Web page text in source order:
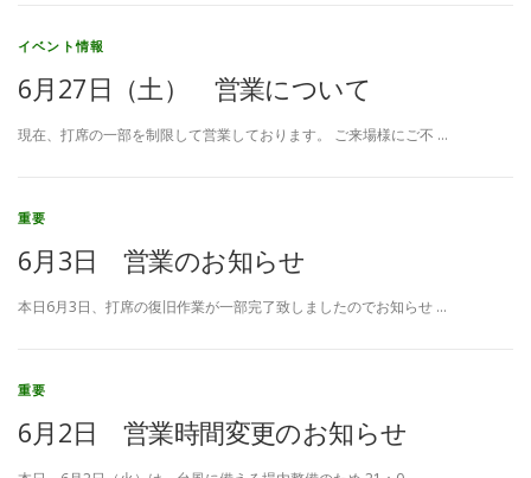
イベント情報
6月27日（土） 営業について
現在、打席の一部を制限して営業しております。 ご来場様にご不 …
重要
6月3日 営業のお知らせ
本日6月3日、打席の復旧作業が一部完了致しましたのでお知らせ …
重要
6月2日 営業時間変更のお知らせ